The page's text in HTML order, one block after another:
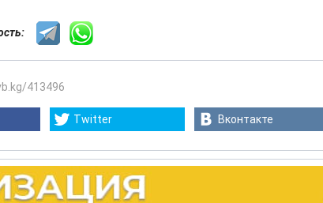
413496
Twitter Вконтакте